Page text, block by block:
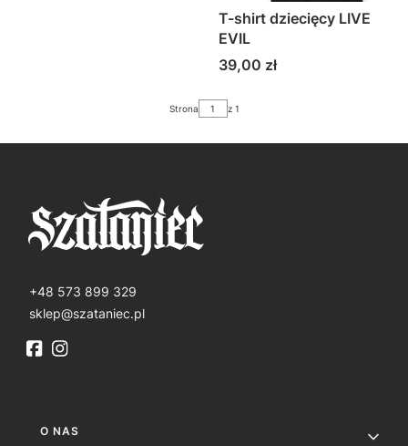
T-shirt dziecięcy LIVE
EVIL
Cena
39,00 zł
Strona z 1
+48 573 899 329
sklep@szataniec.pl
Linki w stopce
O NAS